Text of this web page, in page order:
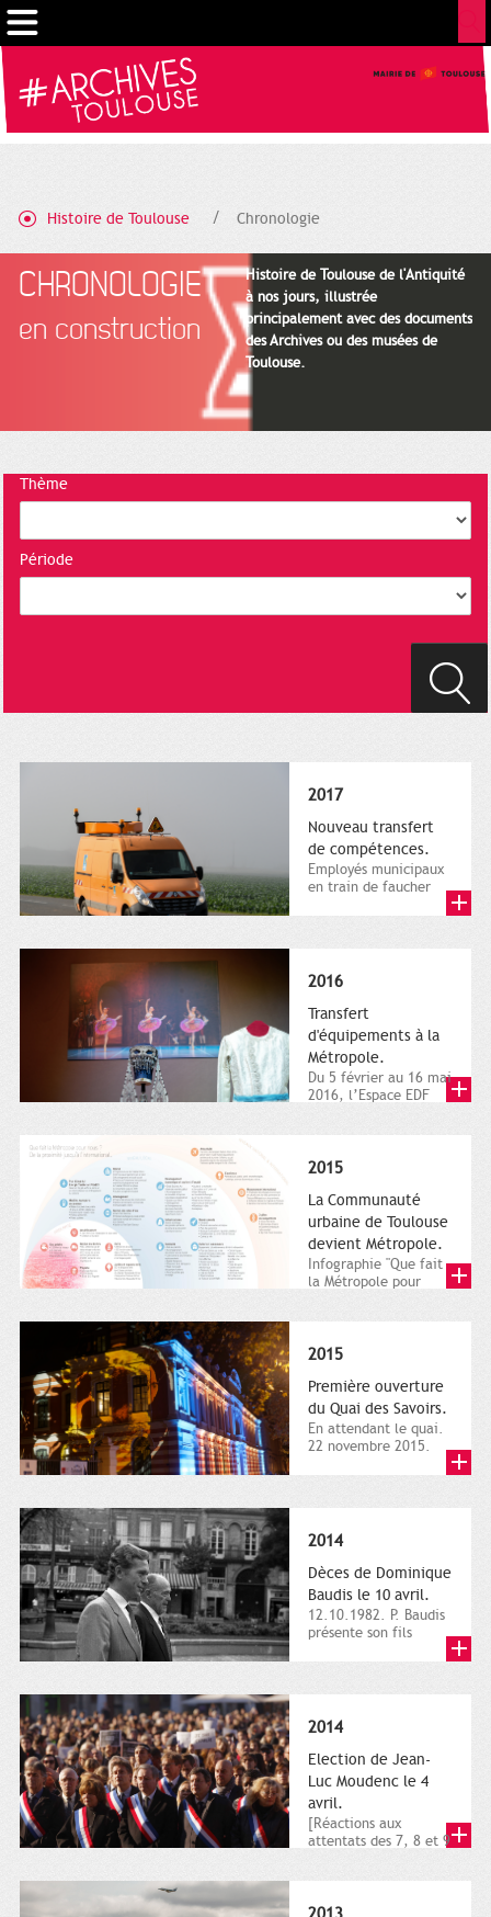
Histoire de Toulouse Chronologie
CHRONOLOGIE
en construction
Histoire de Toulouse de l'Antiquité
à nos jours, illustrée
principalement avec des documents
des Archives ou des musées de
Toulouse.
Thème
Période
2017
Nouveau transfert
de compétences.
Employés municipaux
en train de faucher
2016
Transfert
d'équipements à la
Métropole.
Du 5 février au 16 mai
2016, l’Espace EDF
2015
La Communauté
urbaine de Toulouse
devient Métropole.
Infographie "Que fait
la Métropole pour
2015
Première ouverture
du Quai des Savoirs.
En attendant le quai.
22 novembre 2015.
2014
Dèces de Dominique
Baudis le 10 avril.
12.10.1982. P. Baudis
présente son fils
2014
Election de Jean-
Luc Moudenc le 4
avril.
[Réactions aux
attentats des 7, 8 et 9
Gestion de vos préférences sur les cookies